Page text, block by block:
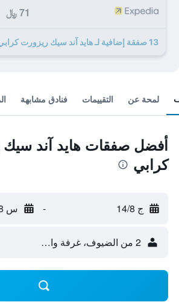
71 ﷼
13 صفقة إضافية لـ هايد آند سيك ريزورت كرابي
لمحة عن التقييمات فنادق مشابهة
أفضل صفقات هايد آند
كرابي
ج 14/8 - س 15/8
2 من الضيوف، غرفة واحدة